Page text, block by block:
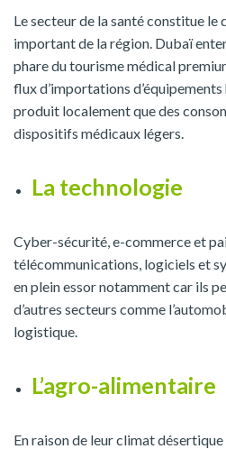
Le secteur de la santé constitue le
important de la région. Dubaï
phare du tourisme médical
flux d’importations
produit localement que des
dispositifs médicaux légers.
La technologie
Cyber-sécurité, e-commerce et
télécommunications, logiciels et
en plein essor notamment car ils
d’autres secteurs comme
logistique.
L’agro-alimentaire
En raison de leur climat